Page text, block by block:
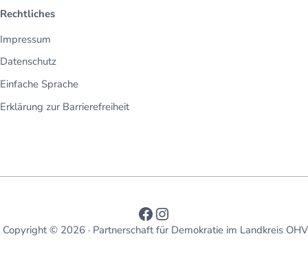
Rechtliches
Impressum
Datenschutz
Einfache Sprache
Erklärung zur Barrierefreiheit
Link zum Facebook
Link zum Instagram
Copyright © 2026 · Partnerschaft für Demokratie im Landkreis OHV